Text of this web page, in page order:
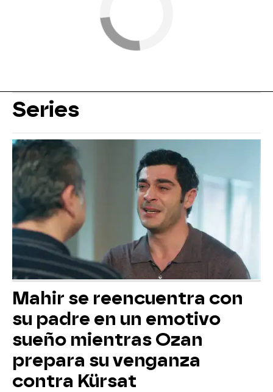
Series
Mahir se reencuentra con
su padre en un emotivo
sueño mientras Ozan
prepara su venganza
contra Kürsat